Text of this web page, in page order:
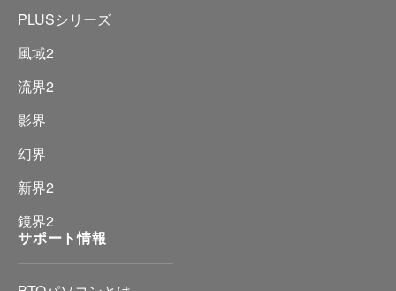
PLUSシリーズ
風域2
流界2
影界
幻界
新界2
鏡界2
サポート情報